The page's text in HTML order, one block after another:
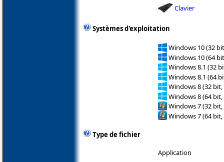
Clavier
Systèmes d'exploitation
Windows 10 (32
Windows 10 (64
Windows 8.1 (32
Windows 8.1 (64
Windows 8 (32 bit,
Windows 8 (64 bit,
Windows 7 (32 bit,
Windows 7 (64 bit,
Type de fichier
Application